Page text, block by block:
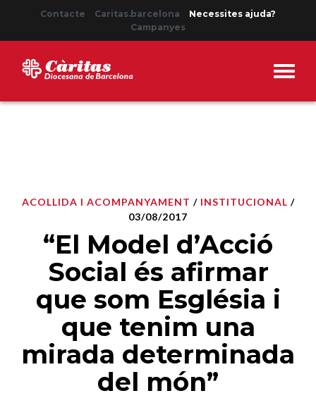
Contacte Caritas.barcelona
Necessites ajuda?
Campanyes
ACOLLIDA I ACOMPANYAMENT / INSTITUCIONAL /
03/08/2017
“El Model d’Acció
Social és afirmar
que som Església i
que tenim una
mirada determinada
del món”